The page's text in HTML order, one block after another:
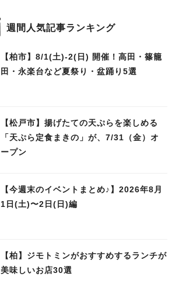
週間人気記事ランキング
【柏市】8/1(土)‐2(日) 開催！高田・篠籠
田・永楽台など夏祭り・盆踊り5選
【松戸市】揚げたての天ぷらを楽しめる
「天ぷら定食まきの」が、7/31（金）オ
ープン
【今週末のイベントまとめ♪】2026年8月
1日(土)〜2日(日)編
【柏】ジモトミンがおすすめするランチが
美味しいお店30選